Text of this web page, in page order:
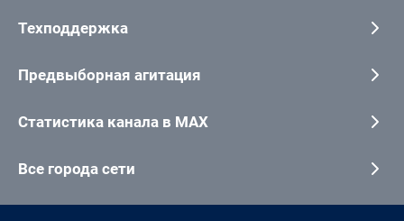
Техподдержка
Предвыборная агитация
Статистика канала в MAX
Все города сети